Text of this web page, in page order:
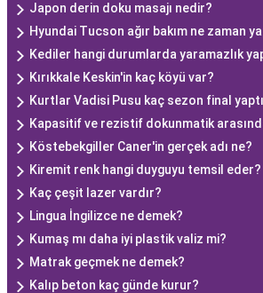
Japon derin doku masajı nedir?
Hyundai Tucson ağır bakım ne zaman
Kediler hangi durumlarda yaramazlık
Kırıkkale Keskin'in kaç köyü var?
Kurtlar Vadisi Pusu kaç sezon final
Kapasitif ve rezistif dokunmatik
Köstebekgiller Caner'in gerçek adı ne?
Kiremit renk hangi duyguyu temsil eder?
Kaç çeşit lazer vardır?
Lingua İngilizce ne demek?
Kumaş mı daha iyi plastik valiz mi?
Matrak geçmek ne demek?
Kalıp beton kaç günde kurur?